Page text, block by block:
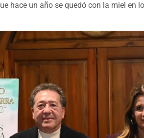
hace un año se quedó con la miel en